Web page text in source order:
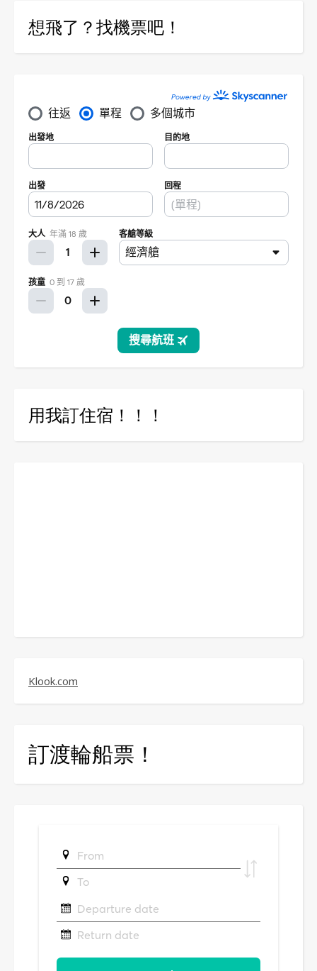
想飛了？找機票吧！
用我訂住宿！！！
Klook.com
訂渡輪船票！